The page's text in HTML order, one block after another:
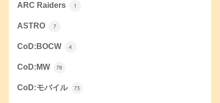
ARC Raiders 1
ASTRO 7
CoD:BOCW 4
CoD:MW 78
CoD:モバイル 73